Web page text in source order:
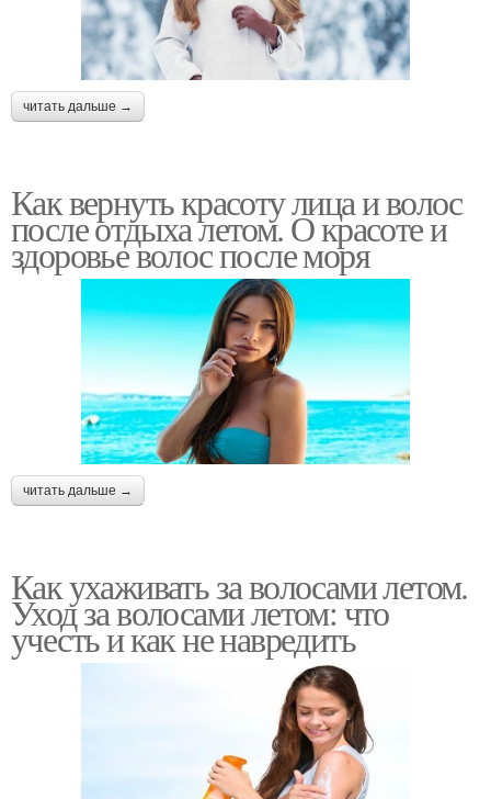
читать дальше →
Как вернуть красоту лица и волос
после отдыха летом. О красоте и
здоровье волос после моря
читать дальше →
Как ухаживать за волосами летом.
Уход за волосами летом: что
учесть и как не навредить